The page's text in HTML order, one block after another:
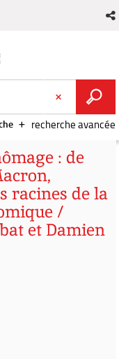
recherche avancée
: de
racines de la
/
et Damien